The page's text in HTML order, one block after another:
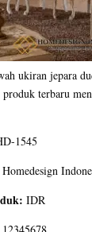
ukiran jepara
terbaru
1545
Homedesign
IDR